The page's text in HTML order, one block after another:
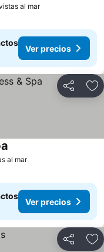
al mar
Ver precios
Compartir
al mar
Ver precios
Compartir